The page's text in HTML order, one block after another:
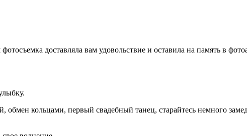
доставляла вам удовольствие и оставила на память в
кольцами, первый свадебный танец, старайтесь немного